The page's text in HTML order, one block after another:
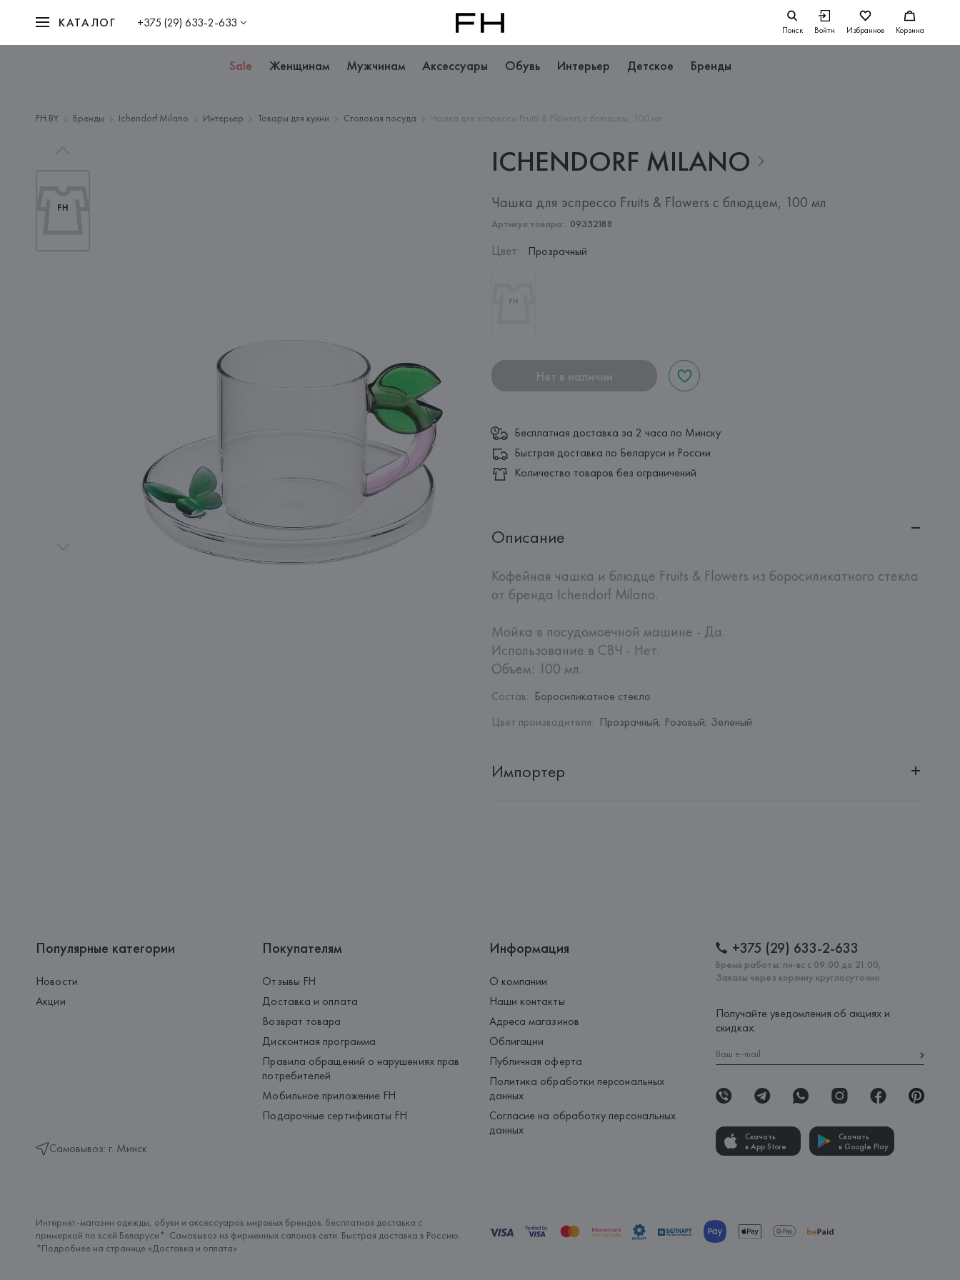
КАТАЛОГ +375 (29) 633-2-633 Поиск Войти Избранное Корзина
Sale Женщинам Мужчинам Аксессуары Обувь Интерьер Детское Бренды
FH.BY Бренды Ichendorf Milano Интерьер Товары для кухни Столовая посуда Чашка для эспрессо Fruits & Flowers с блюдцем, 100 мл
ICHENDORF MILANO
Чашка для эспрессо Fruits & Flowers с блюдцем, 100 мл
Артикул товара: 09352188
Цвет: Прозрачный
Нет в наличии
Бесплатная доставка за 2 часа по Минску
Быстрая доставка по Беларуси и России
Количество товаров без ограничений
Описание
Кофейная чашка и блюдце Fruits & Flowers из боросиликатного стекла
от бренда Ichendorf Milano.
Мойка в посудомоечной машине - Да.
Использование в СВЧ - Нет.
Объем: 100 мл.
Состав: Боросиликатное стекло
Цвет производителя: Прозрачный; Розовый; Зеленый
Импортер
Популярные категории
Новости
Акции
Самовывоз: г. Минск
Покупателям
Отзывы FH
Доставка и оплата
Возврат товара
Дисконтная программа
Правила обращений о нарушениях прав
потребителей
Мобильное приложение FH
Подарочные сертификаты FH
Информация
О компании
Наши контакты
Адреса магазинов
Облигации
Публичная оферта
Политика обработки персональных
данных
Согласие на обработку персональных
данных
+375 (29) 633-2-633
Время работы: пн-вс с 09:00 до 21:00,
Заказы через корзину круглосуточно
Получайте уведомления об акциях и
скидках:
Скачать
в App Store
Скачать
в Google Play
Интернет-магазин одежды, обуви и аксессуаров мировых брендов. Бесплатная доставка с
примеркой по всей Беларуси*. Самовывоз из фирменных салонов сети. Быстрая доставка в Россию.
*Подробнее на странице «Доставка и оплата»